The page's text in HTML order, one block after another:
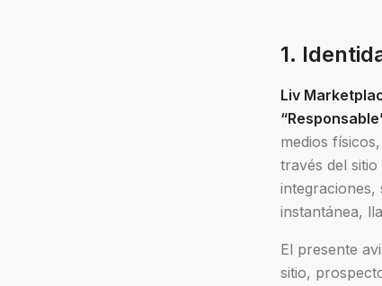
1.
Liv
medios
través del
integraciones,
instantánea,
El presente
sitio,